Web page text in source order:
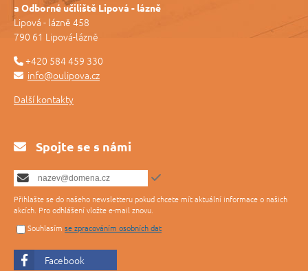
a Odborné učiliště Lipová - lázně
Lipová - lázně 458
790 61 Lipová-lázně
+420 584 459 330
info@oulipova.cz
Další kontakty
Spojte se s námi
Přihlašte se do našeho newsletteru pokud chcete mít aktuální informace o našich
akcích. Pro odhlášení vložte e-mail znovu.
Souhlasím se zpracováním osobních dat
Facebook